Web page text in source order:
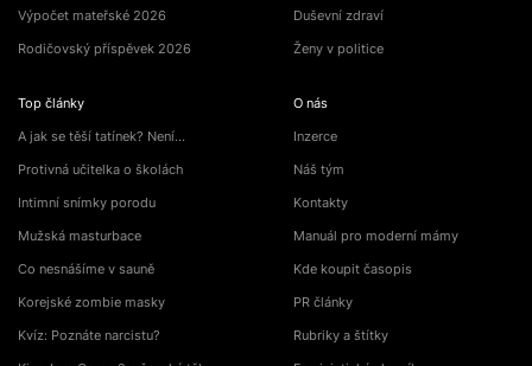
Výpočet mateřské 2026
Rodičovský příspěvek 2026
Top články
A jak se těší tatínek? Není…
Protivná učitelka o školách
Intimní snímky porodu
Mužská masturbace
Co nesnášíme v sauně
Korejské zombie masky
Kvíz: Poznáte narcistu?
Duševní zdraví
Ženy v politice
O nás
Inzerce
Náš tým
Kontakty
Manuál pro moderní mámy
Kde koupit časopis
PR články
Rubriky a štítky